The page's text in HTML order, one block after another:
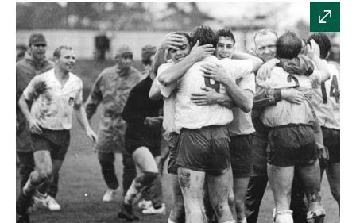
Ausscheid
der
Turnerinnen.
Erika
Barth
bei
einem
Flick-
Flack,
Juni
1964
Quelle:
BArch,
Bild
183-
C0624-